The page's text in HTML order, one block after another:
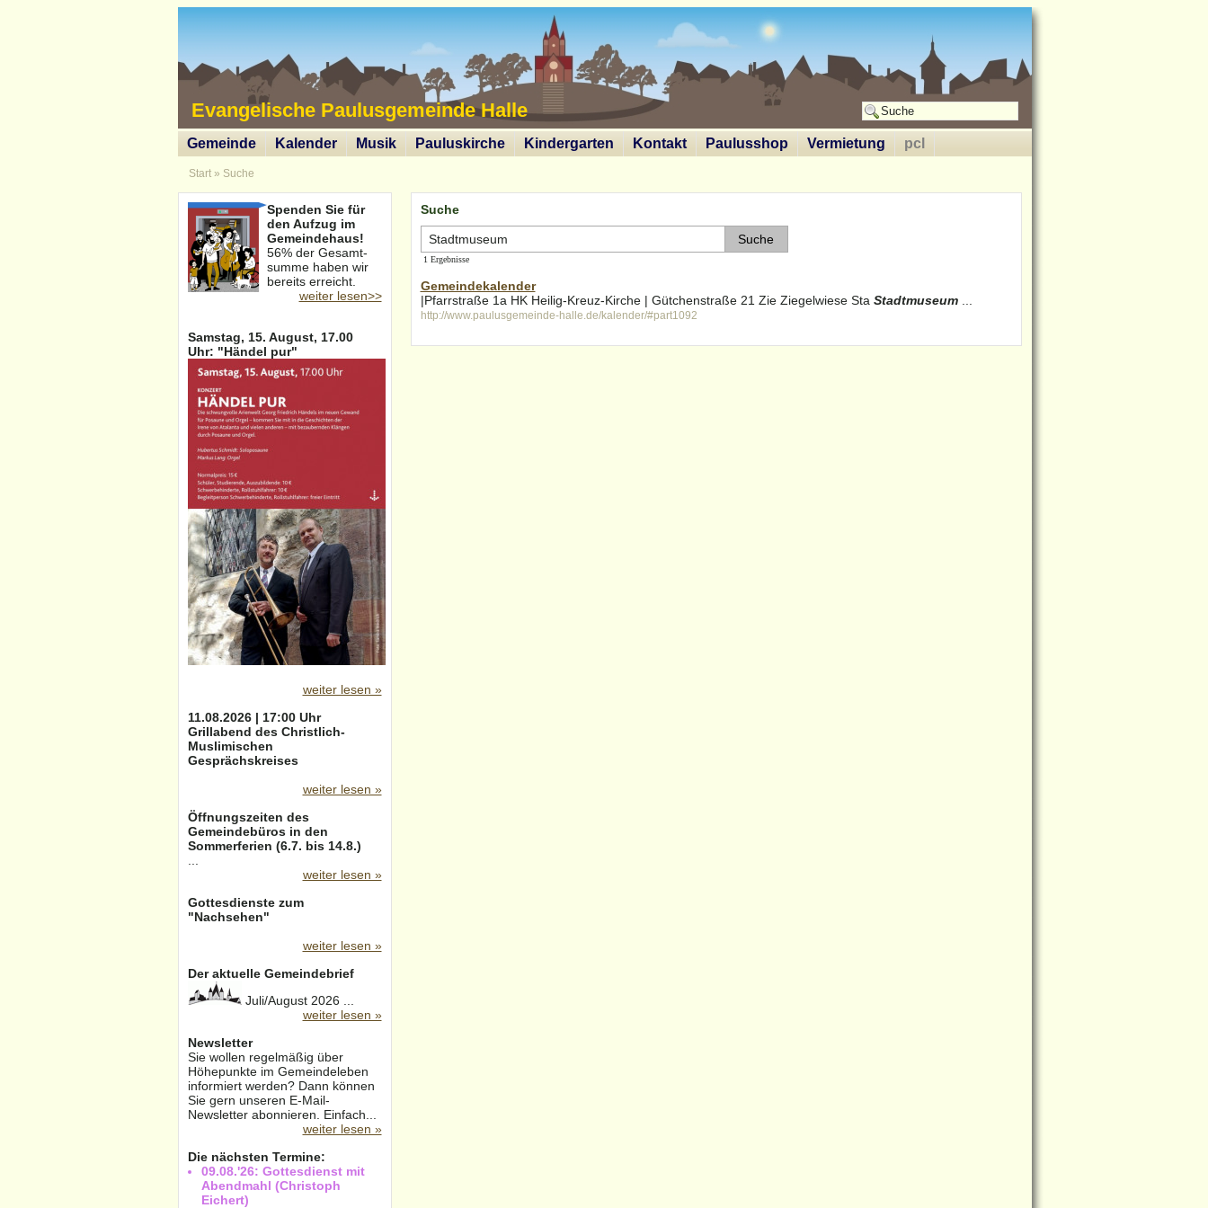
Evangelische Paulusgemeinde Halle
Gemeinde Kalender Musik Pauluskirche Kindergarten Kontakt Paulusshop Vermietung pcl
Start» Suche
Spenden Sie für
den Aufzug im
Gemeindehaus!
56% der Gesamt-
summe haben wir
bereits erreicht.
weiter lesen>>
Samstag, 15. August, 17.00
Uhr: "Händel pur"
weiter lesen »
11.08.2026 | 17:00 Uhr
Grillabend des Christlich-
Muslimischen
Gesprächskreises
weiter lesen »
Öffnungszeiten des
Gemeindebüros in den
Sommerferien (6.7. bis 14.8.)
weiter lesen »
Gottesdienste zum
"Nachsehen"
weiter lesen »
Der aktuelle Gemeindebrief
Juli/August 2026 ...
weiter lesen »
Newsletter
Sie wollen regelmäßig über
Höhepunkte im Gemeindeleben
informiert werden? Dann können
Sie gern unseren E-Mail-
Newsletter abonnieren. Einfach...
weiter lesen »
Die nächsten Termine:
09.08.'26: Gottesdienst mit
Abendmahl (Christoph
Eichert)
Suche
1 Ergebnisse
Gemeindekalender
|Pfarrstraße 1a HK Heilig-Kreuz-Kirche | Gütchenstraße 21 Zie Ziegelwiese Sta Stadtmuseum...
http://www.paulusgemeinde-halle.de/kalender/#part1092